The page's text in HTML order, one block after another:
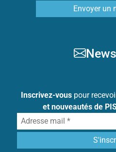
Envoyer un
Inscrivez-vouspour
et nouveautés de